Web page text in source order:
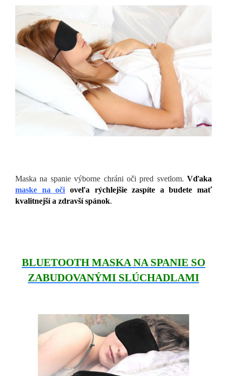
Maska na spanie výborne chráni oči pred svetlom. Vďaka
maske na oči oveľa rýchlejšie zaspíte a budete mať
kvalitnejší a zdravší spánok.
BLUETOOTH MASKA NA SPANIE SO
ZABUDOVANÝMI SLÚCHADLAMI